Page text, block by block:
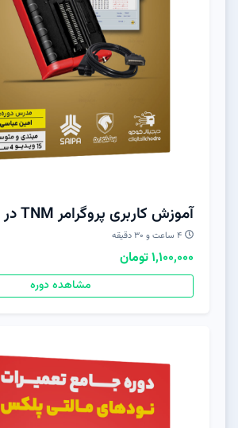
آموزش کاربری پروگرامر TNM در خودرو
۴ ساعت و ۳۰ دقیقه
1,100,000 تومان
مشاهده دوره